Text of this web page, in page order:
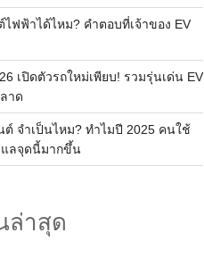
ฟฟ้าได้ไหม? คำตอบที่เจ้าของ EV
เปิดตัวรถใหม่เพียบ! รวมรุ่นเด่น EV
าด
ต์ จำเป็นไหม? ทำไมปี 2025 คนใช้
แลจุดนี้มากขึ้น
ล่าสุด